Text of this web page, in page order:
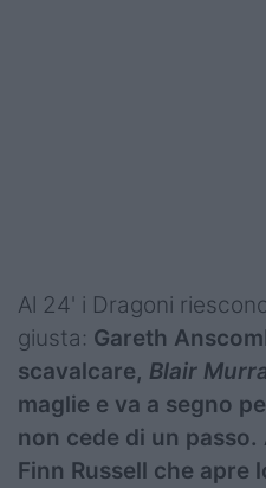
Al 24' i Dragoni
giusta: Gareth
scavalcare, Blair
maglie e va a segno
non cede di un
Finn Russell che apre